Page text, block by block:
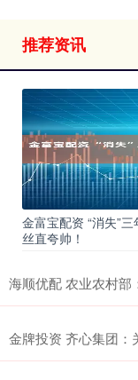
推荐资讯
金富宝配资 “消失”
丝直夸帅！
海顺优配 农业农村部
金牌投资 齐心集团：